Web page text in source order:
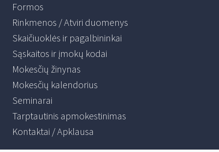
Formos
Rinkmenos / Atviri duomenys
Skaičiuoklės ir pagalbininkai
Sąskaitos ir įmokų kodai
Mokesčių žinynas
Mokesčių kalendorius
Seminarai
Tarptautinis apmokestinimas
Kontaktai / Apklausa